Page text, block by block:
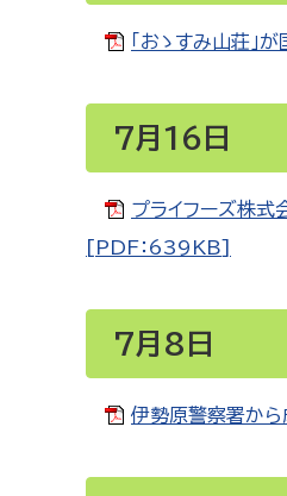
「おゝすみ山荘
7月16日
プライフーズ株式
[PDF：639KB]
7月8日
伊勢原警察署か